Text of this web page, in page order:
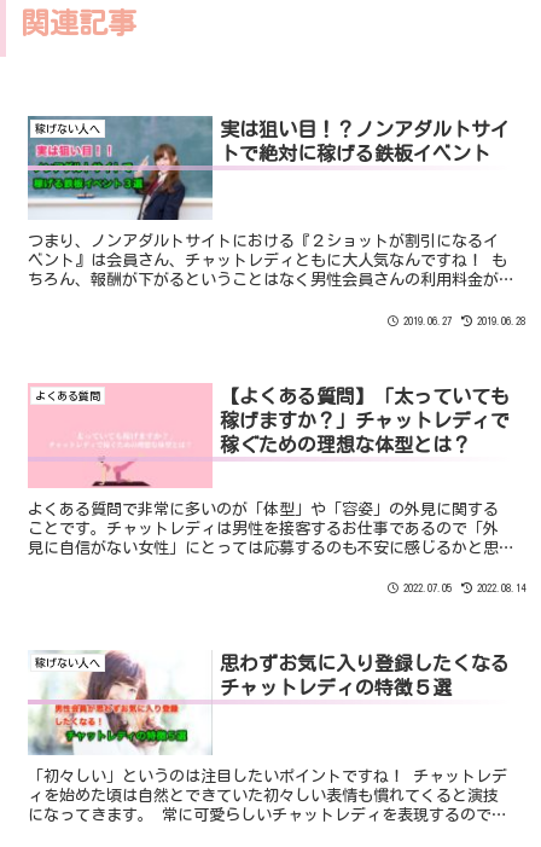
関連記事
稼げない人へ
実は狙い目！？ノンアダルトサイ
トで絶対に稼げる鉄板イベント
つまり、ノンアダルトサイトにおける『２ショットが割引になるイ
ベント』は会員さん、チャットレディともに大人気なんですね！ も
ちろん、報酬が下がるということはなく男性会員さんの利用料金が
2019.06.27 2019.06.28
よくある質問
【よくある質問】「太っていても
稼げますか？」チャットレディで
稼ぐための理想な体型とは？
よくある質問で非常に多いのが「体型」や「容姿」の外見に関する
ことです。チャットレディは男性を接客するお仕事であるので「外
見に自信がない女性」にとっては応募するのも不安に感じるかと思
2022.07.05 2022.08.14
稼げない人へ
思わずお気に入り登録したくなる
チャットレディの特徴５選
「初々しい」というのは注目したいポイントですね！ チャットレデ
ィを始めた頃は自然とできていた初々しい表情も慣れてくると演技
になってきます。 常に可愛らしいチャットレディを表現するのであ